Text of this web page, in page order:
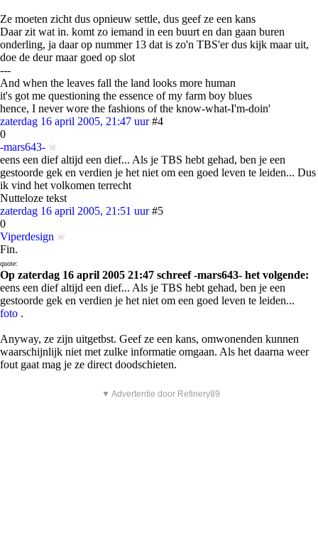
Ze moeten zicht dus opnieuw settle, dus geef ze een kans
Daar zit wat in. komt zo iemand in een buurt en dan gaan buren
onderling, ja daar op nummer 13 dat is zo'n TBS'er dus kijk maar uit,
doe de deur maar goed op slot
---
And when the leaves fall the land looks more human
it's got me questioning the essence of my farm boy blues
hence, I never wore the fashions of the know-what-I'm-doin'
zaterdag 16 april 2005, 21:47 uur #4
0
-mars643-
eens een dief altijd een dief... Als je TBS hebt gehad, ben je een
gestoorde gek en verdien je het niet om een goed leven te leiden... Dus
ik vind het volkomen terrecht
Nutteloze tekst
zaterdag 16 april 2005, 21:51 uur #5
0
Viperdesign
Fin.
quote:
Op zaterdag 16 april 2005 21:47 schreef -mars643- het volgende:
eens een dief altijd een dief... Als je TBS hebt gehad, ben je een
gestoorde gek en verdien je het niet om een goed leven te leiden...
foto .
Anyway, ze zijn uitgetbst. Geef ze een kans, omwonenden kunnen
waarschijnlijk niet met zulke informatie omgaan. Als het daarna weer
fout gaat mag je ze direct doodschieten.
▼ Advertentie door Refinery89